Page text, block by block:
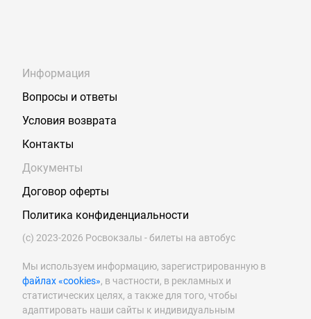
Информация
Вопросы и ответы
Условия возврата
Контакты
Документы
Договор оферты
Политика конфиденциальности
(с) 2023-2026 Росвокзалы - билеты на автобус
Мы используем информацию, зарегистрированную в
файлах «cookies», в частности, в рекламных и
статистических целях, а также для того, чтобы
адаптировать наши сайты к индивидуальным